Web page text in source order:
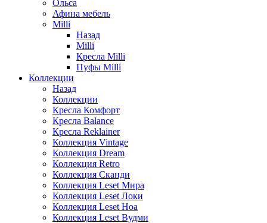
Ольса
Афина мебель
Milli
Назад
Milli
Кресла Milli
Пуфы Milli
Коллекции
Назад
Коллекции
Кресла Комфорт
Кресла Balance
Кресла Reklainer
Коллекция Vintage
Коллекция Dream
Коллекция Retro
Коллекция Сканди
Коллекция Leset Мира
Коллекция Leset Локи
Коллекция Leset Ноа
Коллекция Leset Вудми